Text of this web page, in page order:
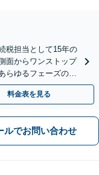
税担当として15年の
面からワンストップ
ゆるフェーズのご
談可】
料金表を見る
ルでお問い合わせ